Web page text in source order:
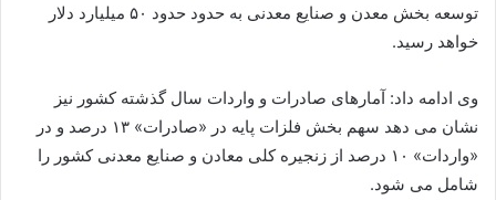
توسعه بخش معدن و صنایع معدنی به حدود حدود ۵۰ میلیارد دلار
خواهد رسید.
وی ادامه داد: آمارهای صادرات و واردات سال گذشته کشور نیز
نشان می دهد سهم بخش فلزات پایه در «صادرات» ۱۳ درصد و در
«واردات» ۱۰ درصد از زنجیره کلی معادن و صنایع معدنی کشور را
شامل می شود.